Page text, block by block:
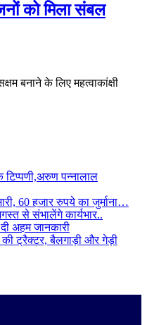
को मिला संबल
बनाने के लिए महत्वाकांक्षी
पन्नालाल
60 हजार रुपये का जुर्माना…
से संभालेंगे कार्यभार..
अहम जानकारी
की ट्रैक्टर, बैलगाड़ी और गेड़ी